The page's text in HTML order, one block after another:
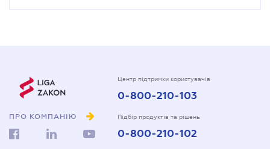
ПРО КОМПАНІЮ
Центр підтримки користувачів
0-800-210-103
Підбір продуктів та рішень
0-800-210-102